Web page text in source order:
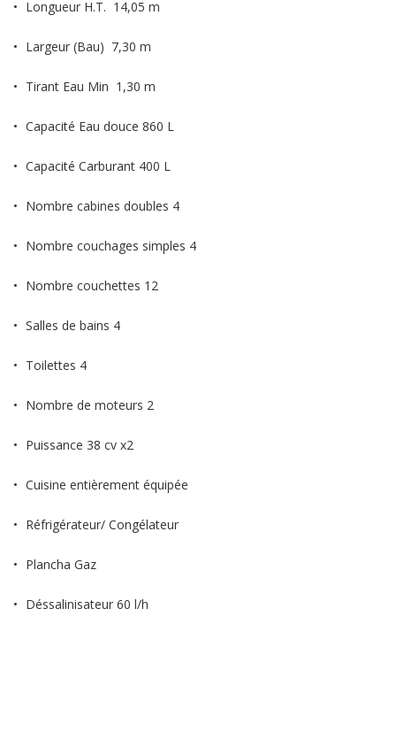
Longueur H.T. 14,05 m
Largeur (Bau) 7,30 m
Tirant Eau Min 1,30 m
Capacité Eau douce 860 L
Capacité Carburant 400 L
Nombre cabines doubles 4
Nombre couchages simples 4
Nombre couchettes 12
Salles de bains 4
Toilettes 4
Nombre de moteurs 2
Puissance 38 cv x2
Cuisine entièrement équipée
Réfrigérateur/ Congélateur
Plancha Gaz
Déssalinisateur 60 l/h